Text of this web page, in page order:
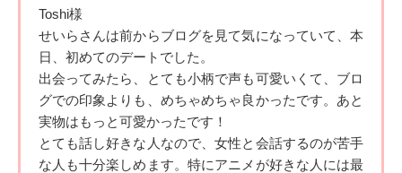
Q.お酒は飲みますか
A. お酒はアルコールアレルギーなので飲めません(´×ω×`)で
すが、お酒の場が大好きなので居酒屋とかよく行きます。笑
Q.最近のマイブームは何ですか
A. 最近、麻雀を覚えました！！まだまだ激弱ですが、御相手
してくださる方大募集中です！(*`･ω･´)
Toshi様
せいらさんは前からブログを見て気になっていて、本
日、初めてのデートでした。
出会ってみたら、とても小柄で声も可愛いくて、ブロ
グでの印象よ りも、めちゃめちゃ良かったです。あと
実物はもっと可愛かったです！
とても話し好きな人なので、女性と会話するのが苦手
な人も十分楽 しめます。特にアニメが好きな人には最